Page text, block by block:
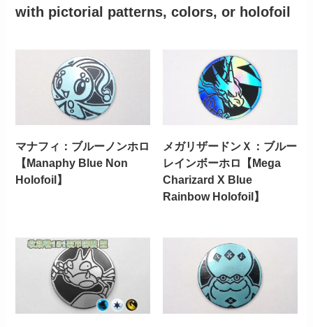
with pictorial patterns, colors, or holofoil
マナフィ：ブルーノンホロ
【Manaphy Blue Non
Holofoil】
メガリザードンＸ：ブルー
レインボーホロ【Mega
Charizard X Blue
Rainbow Holofoil】